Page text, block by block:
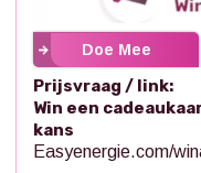
Doe Mee
Prijsvraag / link:
Win een
kans
Easyenergie.com/